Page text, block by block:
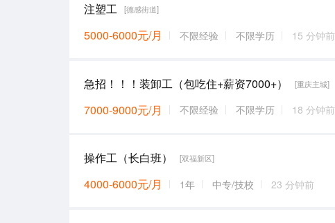
注塑工 [德感街道]
5000-6000元/月 不限经验 不限学历 15 分钟前
急招！！！装卸工（包吃住+薪资7000+） [重庆主城]
7000-9000元/月 不限经验 不限学历 18 分钟前
操作工（长白班） [双福新区]
4000-6000元/月 1年 中专/技校 23 分钟前